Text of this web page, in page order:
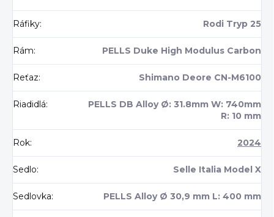
Ráfiky: Rodi Tryp 25
Rám: PELLS Duke High Modulus Carbon
Reťaz: Shimano Deore CN-M6100
Riadidlá:
PELLS DB Alloy Ø: 31.8mm W: 740mm
R: 10 mm
Rok: 2024
Sedlo: Selle Italia Model X
Sedlovka: PELLS Alloy Ø 30,9 mm L: 400 mm